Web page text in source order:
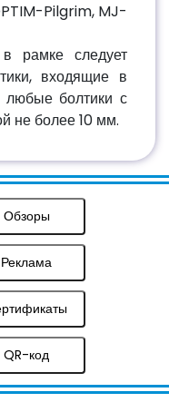
Pilgrim, MJ-
рамке следует
входящие в
любые болтики с
не более 10 мм.
Обзоры
Реклама
QR-код